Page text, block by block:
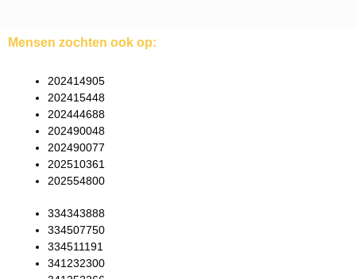
Mensen zochten ook op:
202414905
202415448
202444688
202490048
202490077
202510361
202554800
334343888
334507750
334511191
341232300